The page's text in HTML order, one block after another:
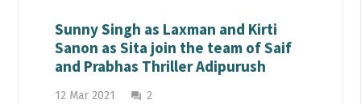
Sunny Singh as Laxman and Kirti
Sanon as Sita join the team of Saif
and Prabhas Thriller Adipurush
12 Mar 2021 question_answer 2Comments